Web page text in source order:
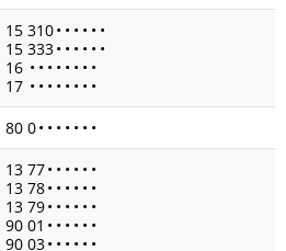
15 310• • • • • •
15 333• • • • • •
16 • • • • • • • •
17 • • • • • • • •
80 0• • • • • • •
13 77• • • • • •
13 78• • • • • •
13 79• • • • • •
90 01 • • • • • •
90 03• • • • • •